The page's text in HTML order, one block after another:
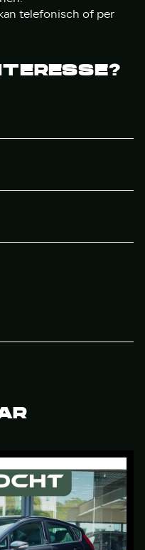
telefonisch of per